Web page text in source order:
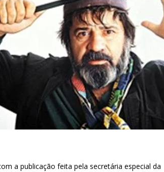
a publicação feita pela secretária especial da